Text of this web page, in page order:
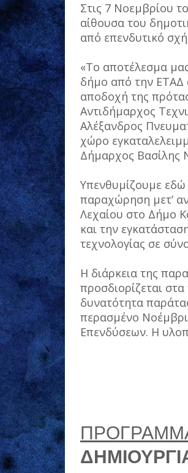
Στις 7 Νοεμβρίου
αίθουσα του
από επενδυτικό
«Το αποτέλεσμα
δήμο από την ΕΤΑΔ
αποδοχή της
Αντιδήμαρχος
Αλέξανδρος
χώρο
Δήμαρχος Βασίλης
Υπενθυμίζουμε
παραχώρηση μετ’
Λεχαίου στο Δήμο
και την
τεχνολογίας σε
Η διάρκεια της
προσδιορίζεται
δυνατότητα
περασμένο
Επενδύσεων. Η